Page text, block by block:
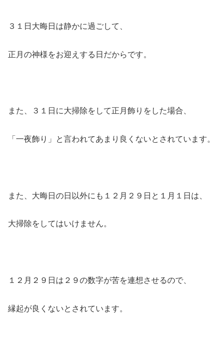
３１日大晦日は静かに過ごして、
正月の神様をお迎えする日だからです。
また、３１日に大掃除をして正月飾りをした場合、
「一夜飾り」と言われてあまり良くないとされています。
また、大晦日の日以外にも１２月２９日と１月１日は、
大掃除をしてはいけません。
１２月２９日は２９の数字が苦を連想させるので、
縁起が良くないとされています。